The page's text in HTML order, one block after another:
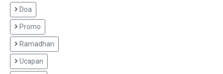
Doa
Promo
Ramadhan
Ucapan